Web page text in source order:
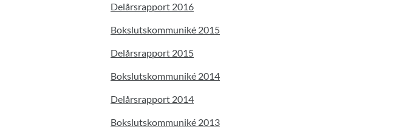
Delårsrapport 2016
Bokslutskommuniké 2015
Delårsrapport 2015
Bokslutskommuniké 2014
Delårsrapport 2014
Bokslutskommuniké 2013